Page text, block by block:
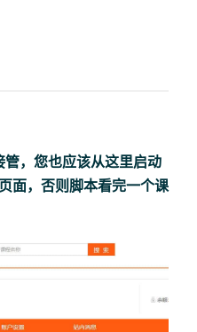
管，您也应该从这里启动
面，否则脚本看完一个课